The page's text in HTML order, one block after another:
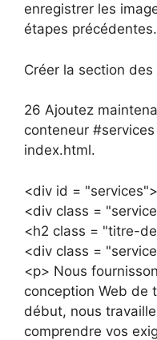
enregistrer les
étapes précédentes.
Créer la section des
26 Ajoutez
conteneur
index.html.
<div id = "services">
<div class =
<h2 class = "titre-
<div class =
<p> Nous
conception Web de
début, nous
comprendre vos